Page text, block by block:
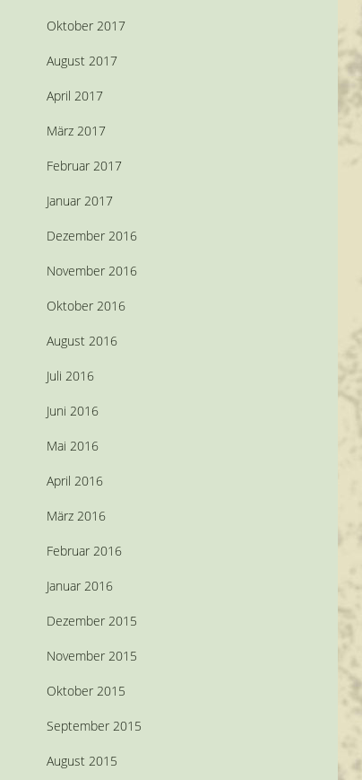
Oktober 2017
August 2017
April 2017
März 2017
Februar 2017
Januar 2017
Dezember 2016
November 2016
Oktober 2016
August 2016
Juli 2016
Juni 2016
Mai 2016
April 2016
März 2016
Februar 2016
Januar 2016
Dezember 2015
November 2015
Oktober 2015
September 2015
August 2015